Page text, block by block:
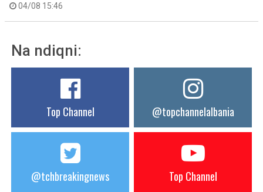
04/08 15:46
Na ndiqni:
Top Channel @topchannelalbania
@tchbreakingnews Top Channel